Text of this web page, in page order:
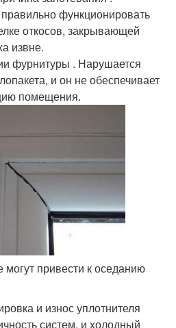
функционировать
откосов, закрывающей
извне.
фурнитуры . Нарушается
и он не обеспечивает
помещения.
привести к оседанию
и износ уплотнителя
систем, и холодный